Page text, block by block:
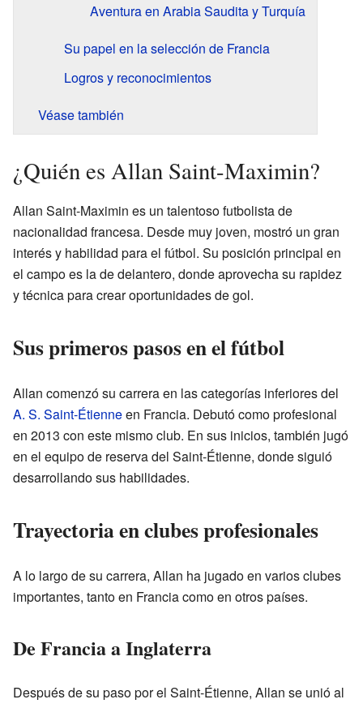
Aventura en Arabia Saudita y Turquía
Su papel en la selección de Francia
Logros y reconocimientos
Véase también
¿Quién es Allan Saint-Maximin?
Allan Saint-Maximin es un talentoso futbolista de
nacionalidad francesa. Desde muy joven, mostró un gran
interés y habilidad para el fútbol. Su posición principal en
el campo es la de delantero, donde aprovecha su rapidez
y técnica para crear oportunidades de gol.
Sus primeros pasos en el fútbol
Allan comenzó su carrera en las categorías inferiores del
A. S. Saint-Étienneen Francia. Debutó como profesional
en 2013 con este mismo club. En sus inicios, también jugó
en el equipo de reserva del Saint-Étienne, donde siguió
desarrollando sus habilidades.
Trayectoria en clubes profesionales
A lo largo de su carrera, Allan ha jugado en varios clubes
importantes, tanto en Francia como en otros países.
De Francia a Inglaterra
Después de su paso por el Saint-Étienne, Allan se unió al